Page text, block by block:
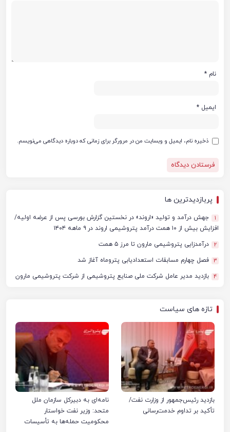
نام *
ایمیل *
ذخیره نام، ایمیل و وبسایت من در مرورگر برای زمانی که دوباره دیدگاهی می‌نویسم.
پربازدیدترین ها
1
جهش درآمد و تولید «اروند» در نخستین گزارش بورسی پس از عرضه اولیه/
افزایش بیش از ۱۰ همت درآمد پتروشیمی اروند در ۹ ماهه ۱۴۰۴
2 درآمدزایی پتروشیمی مارون تا مرز ۵ همت
3 فصل چهارم مسابقات استعدادیابی پتروماه آغاز شد
4 بازدید مدیر عامل شرکت ملی صنایع پتروشیمی از شرکت پتروشیمی مارون
تازه های سیاست
بازدید رئیس‌جمهور از وزارت نفت/
تأکید بر تداوم خدمت‌رسانی
نامه‌ای به دبیرکل سازمان ملل
متحد: وزیر نفت خواستار
محکومیت حمله‌ها به تأسیسات